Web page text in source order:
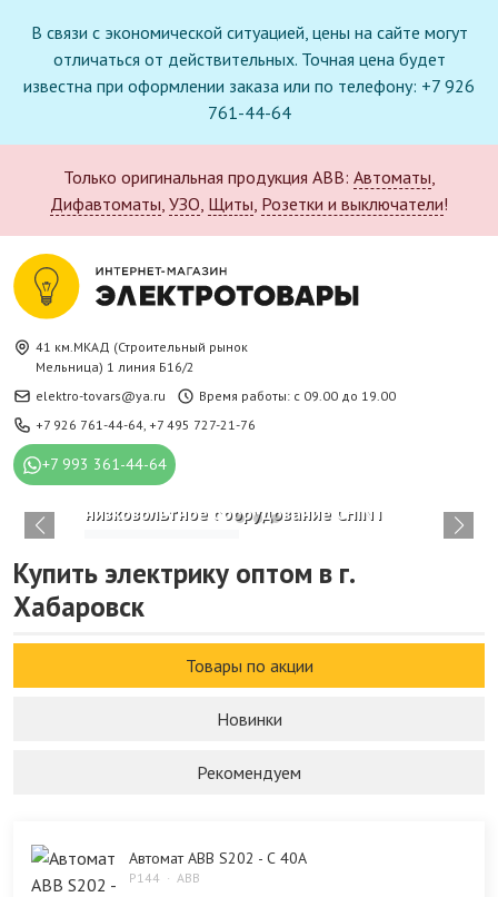
В связи с экономической ситуацией, цены на сайте могут
отличаться от действительных. Точная цена будет
известна при оформлении заказа или по телефону: +7 926
761-44-64
Только оригинальная продукция ABB: Автоматы,
Дифавтоматы, УЗО, Щиты, Розетки и выключатели!
41 км.МКАД (Строительный рынок
Мельница) 1 линия Б16/2
elektro-tovars@ya.ru
Время работы: с 09.00 до 19.00
+7 926 761-44-64, +7 495 727-21-76
+7 993 361-44-64
Новое поступление в каталоге:
низковольтное оборудование CHINT
Купить электрику оптом в г.
Хабаровск
Товары по акции
Новинки
Рекомендуем
Автомат ABB S202 - С 40A
P144 ABB